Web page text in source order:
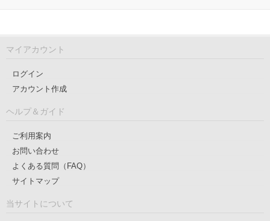
マイアカウント
ログイン
アカウント作成
ヘルプ＆ガイド
ご利用案内
お問い合わせ
よくある質問（FAQ）
サイトマップ
当サイトについて